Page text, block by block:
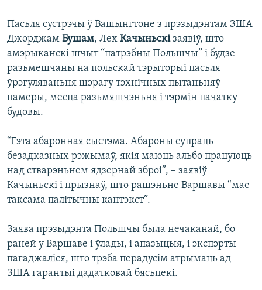
Пасьля сустрэчы ў Вашынгтоне з прэзыдэнтам ЗША
Джорджам Бушам, Лех Качыньскізаявіў, што
амэрыканскі шчыт “патрэбны Польшчы” і будзе
разьмешчаны на польскай тэрыторыі пасьля
ўрэгуляваньня шэрагу тэхнічных пытаньняў –
памеры, месца разьмяшчэньня і тэрмін пачатку
будовы.
“Гэта абаронная сыстэма. Абароны супраць
безадказных рэжымаў, якія маюць альбо працуюць
над стварэньнем ядзернай зброі”, – заявіў
Качыньскі і прызнаў, што рашэньне Варшавы “мае
таксама палітычны кантэкст”.
Заява прэзыдэнта Польшчы была нечаканай, бо
раней у Варшаве і ўлады, і апазыцыя, і экспэрты
пагаджаліся, што трэба перадусім атрымаць ад
ЗША гарантыі дадатковай бясьпекі.